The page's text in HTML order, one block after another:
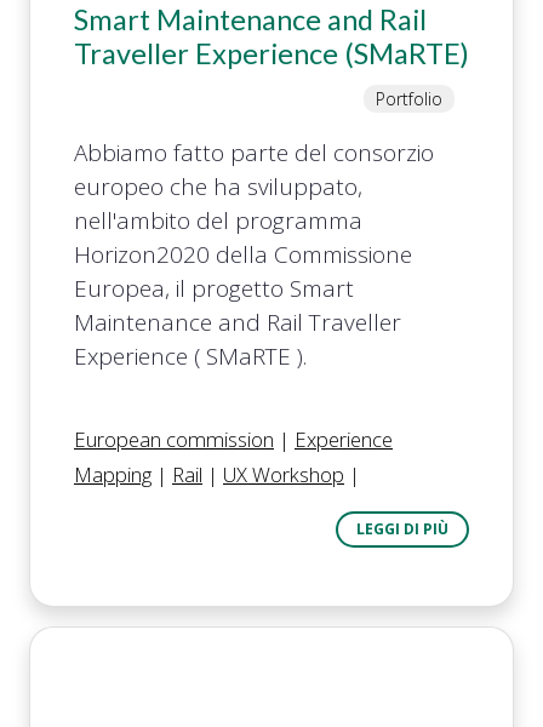
Smart Maintenance and Rail
Traveller Experience (SMaRTE)
Portfolio
Abbiamo fatto parte del consorzio
europeo che ha sviluppato,
nell'ambito del programma
Horizon2020 della Commissione
Europea, il progetto Smart
Maintenance and Rail Traveller
Experience ( SMaRTE ).
European commission | Experience
Mapping | Rail | UX Workshop |
LEGGI DI PIÙ